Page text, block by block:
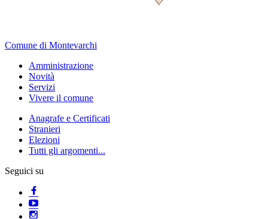
Comune di Montevarchi
Amministrazione
Novità
Servizi
Vivere il comune
Anagrafe e Certificati
Stranieri
Elezioni
Tutti gli argomenti...
Seguici su